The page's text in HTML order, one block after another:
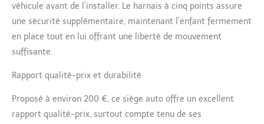
véhicule avant de l’installer. Le harnais à cinq points assure
une sécurité supplémentaire, maintenant l’enfant fermement
en place tout en lui offrant une liberté de mouvement
suffisante.
Rapport qualité-prix et durabilité
Proposé à environ 200 €, ce siège auto offre un excellent
rapport qualité-prix, surtout compte tenu de ses